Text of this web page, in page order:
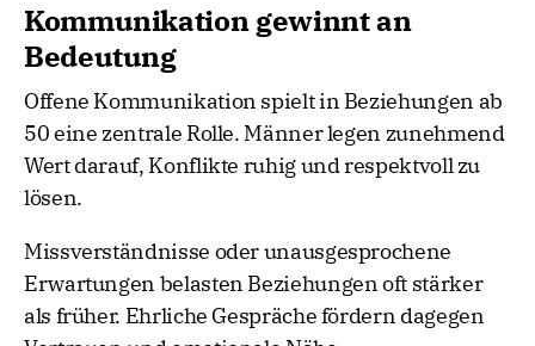
Kommunikation gewinnt an
Bedeutung
Offene Kommunikation spielt in Beziehungen ab
50 eine zentrale Rolle. Männer legen zunehmend
Wert darauf, Konflikte ruhig und respektvoll zu
lösen.
Missverständnisse oder unausgesprochene
Erwartungen belasten Beziehungen oft stärker
als früher. Ehrliche Gespräche fördern dagegen